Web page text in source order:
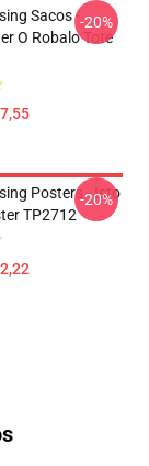
Sacos -
O Robalo Tote
-20%
Posters - Isto
TP2712
-20%